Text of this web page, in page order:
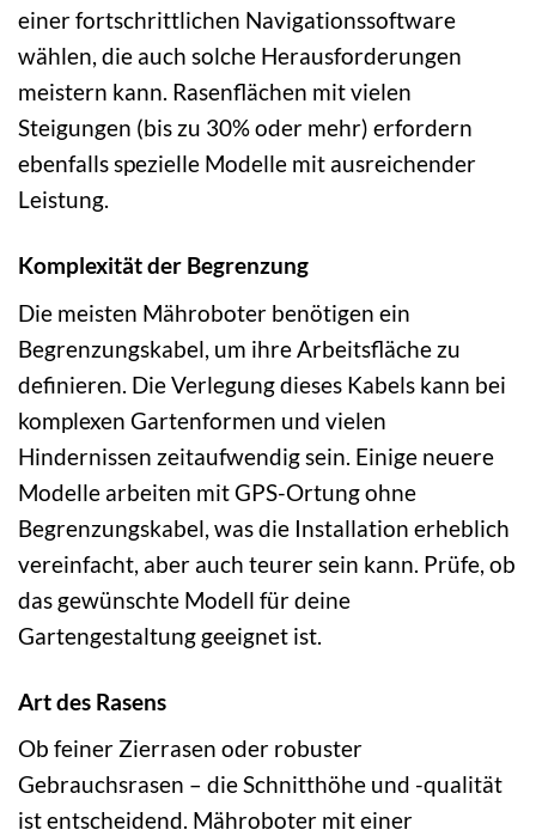
einer fortschrittlichen Navigationssoftware
wählen, die auch solche Herausforderungen
meistern kann. Rasenflächen mit vielen
Steigungen (bis zu 30% oder mehr) erfordern
ebenfalls spezielle Modelle mit ausreichender
Leistung.
Komplexität der Begrenzung
Die meisten Mähroboter benötigen ein
Begrenzungskabel, um ihre Arbeitsfläche zu
definieren. Die Verlegung dieses Kabels kann bei
komplexen Gartenformen und vielen
Hindernissen zeitaufwendig sein. Einige neuere
Modelle arbeiten mit GPS-Ortung ohne
Begrenzungskabel, was die Installation erheblich
vereinfacht, aber auch teurer sein kann. Prüfe, ob
das gewünschte Modell für deine
Gartengestaltung geeignet ist.
Art des Rasens
Ob feiner Zierrasen oder robuster
Gebrauchsrasen – die Schnitthöhe und -qualität
ist entscheidend. Mähroboter mit einer